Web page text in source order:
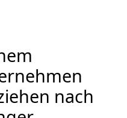
nach